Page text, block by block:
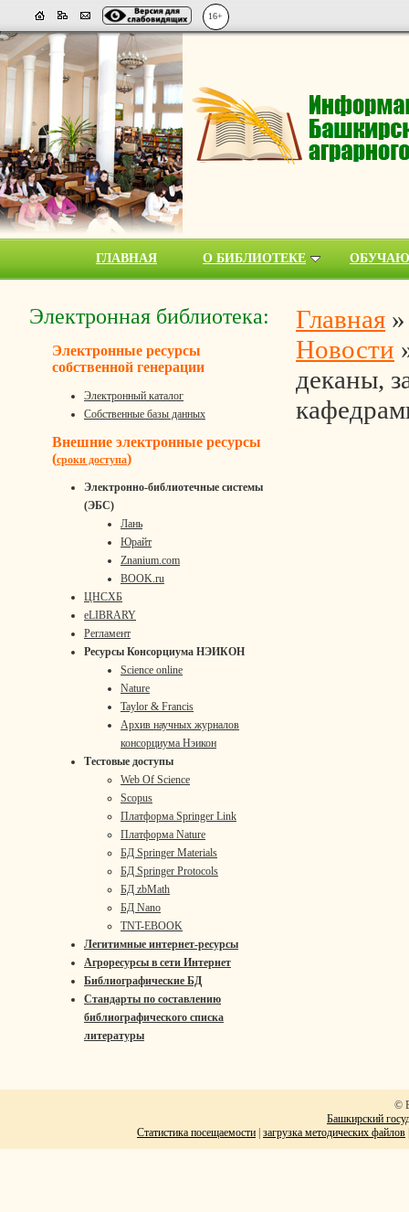
16+
ГЛАВНАЯ О БИБЛИОТЕКЕ
Электронная библиотека:
Электронные ресурсы
собственной генерации
Электронный каталог
Собственные базы данных
Внешние электронные ресурсы
(сроки доступа)
Электронно-библиотечные системы
(ЭБС)
Лань
Юрайт
Znanium.com
BOOK.ru
ЦНСХБ
eLIBRARY
Регламент
Ресурсы Консорциума НЭИКОН
Science online
Nature
Taylor & Francis
Архив научных журналов
консорциума Нэикон
Тестовые доступы
Web Of Science
Scopus
Платформа Springer Link
Платформа Nature
БД Springer Materials
БД Springer Protocols
БД zbMath
БД Nano
TNT-EBOOK
Легитимные интернет-ресурсы
Агроресурсы в сети Интернет
Библиографические БД
Стандарты по составлению
библиографического списка
литературы
Главная
Новости
деканы,
©
Башкирский
Статистика посещаемости загрузка методических файлов